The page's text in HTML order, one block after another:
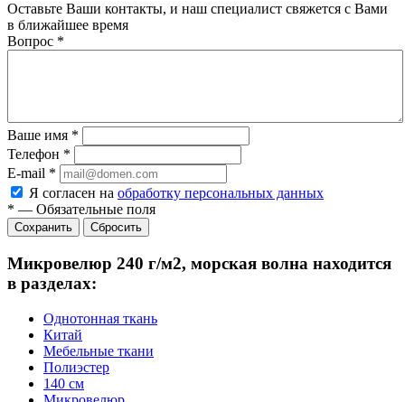
Оставьте Ваши контакты, и наш специалист свяжется с Вами
в ближайшее время
Вопрос *
Ваше имя *
Телефон *
E-mail *
Я согласен на обработку персональных данных
* — Обязательные поля
Сбросить
Микровелюр 240 г/м2, морская волна находится
в разделах:
Однотонная ткань
Китай
Мебельные ткани
Полиэстер
140 см